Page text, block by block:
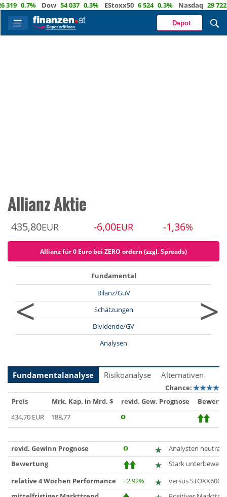
0,7% Dow 54 037 0,3% EStoxx50 6 524 0,3% Nasdaq 29 722
Depot
Allianz Aktie
435,80EUR -6,00EUR -1,36%
Allianz für 0 Euro bei ZERO ordern (zzgl. Spreads)
<
Fundamental
Bilanz/GuV
Schätzungen
Dividende/GV
Analysen
>
Fundamentalanalyse Risikoanalyse Alternativen
Chance:
Preis
Mrk. Kap. in Mrd. $ revid. Gew. Prognose
434,70 EUR
188,77
revid. Gewinn Prognose
Analysten neutral,
Bewertung
Stark
relative 4 Wochen Performance
+2,92%
versus STOXX600